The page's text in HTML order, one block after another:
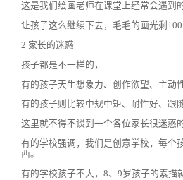
这是我们绘画老师在课堂上经常会遇到
让孩子这么继续下去，毛毛的画光剩100
2 家长的迷惑
孩子都是不一样的，
有的孩子天生想象力、创作欲望、主动
有的孩子则比较中规中矩、耐性好、跟
这里就不得不谈到一个各位家长很迷惑
有的学校强调，我们是创意学校，每个
西。
有的学校孩子不大，8、9岁孩子的素描